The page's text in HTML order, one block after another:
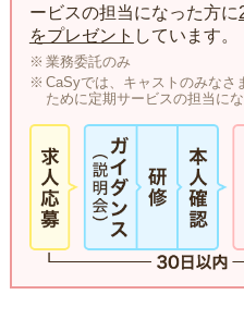
ービスの担当になった方に
をプレゼント しています。
業務委託のみ
CaSyでは、キャストのみなさ
ために定期サービスの担当に